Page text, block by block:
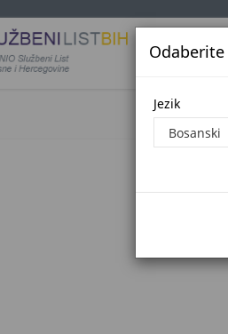
Jezik
Jezik